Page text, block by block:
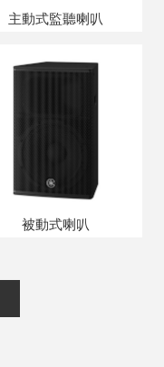
主動式監聽喇叭
被動式喇叭